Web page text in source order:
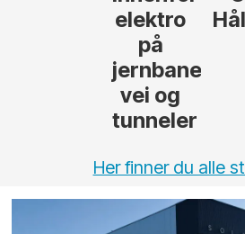
elektro
på
jernbane,
vei og
tunneler
Her finner du alle